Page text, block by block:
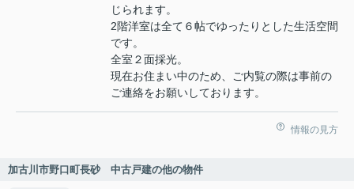
じられます。
2階洋室は全て６帖でゆったりとした生活空間
です。
全室２面採光。
現在お住まい中のため、ご内覧の際は事前の
ご連絡をお願いしております。
情報の見方
加古川市野口町長砂 中古戸建の他の物件